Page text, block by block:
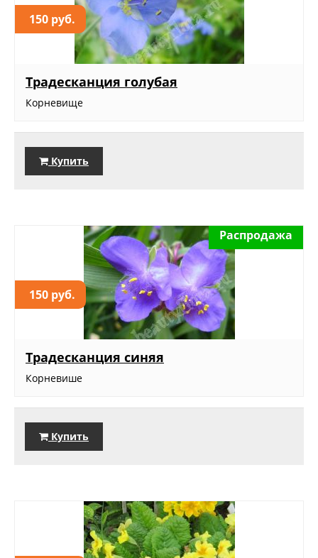
150 руб.
Традесканция голубая
Корневище
Купить
150 руб.
Распродажа
Традесканция синяя
Корневише
Купить